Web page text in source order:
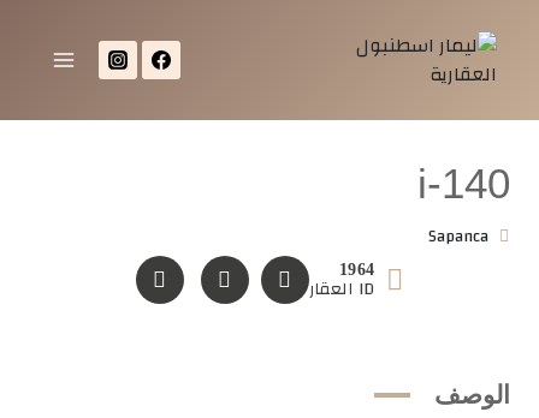
i-140
Sapanca
1964
ID العقار
الوصف